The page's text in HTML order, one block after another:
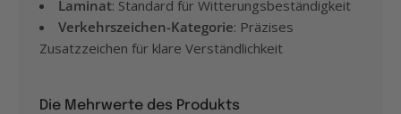
Laminat: Standard für Witterungsbeständigkeit
Verkehrszeichen-Kategorie: Präzises
Zusatzzeichen für klare Verständlichkeit
Die Mehrwerte des Produkts